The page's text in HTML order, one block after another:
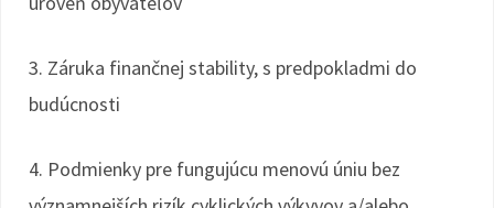
3. Záruka finančnej stability, s predpokladmi do
budúcnosti
4. Podmienky pre fungujúcu menovú úniu bez